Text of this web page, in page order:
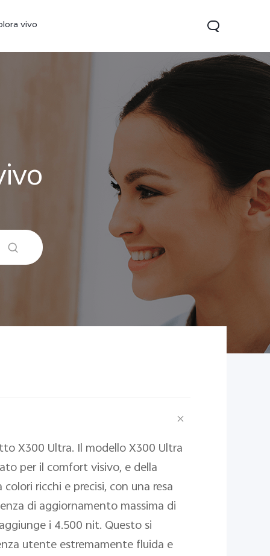
vivo
Y31 5G vivo Watch GT 2
X300 Ultra. Il modello X300 Ultra
per il comfort visivo, e della
ricchi e precisi, con una resa
di aggiornamento massima di
i 4.500 nit. Questo si
utente estremamente fluida e